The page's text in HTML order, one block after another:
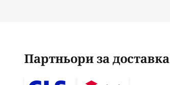
Партньори за доставка